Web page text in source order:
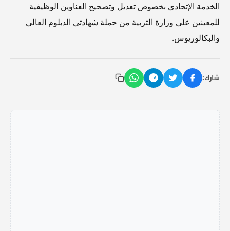
الخدمة الإتحادي بخصوص تعديل وتصحيح العناوين الوظيفية
للمعينين على وزارة التربية من حملة شهادتي الدبلوم العالي
والبكالوريوس.
شارك: